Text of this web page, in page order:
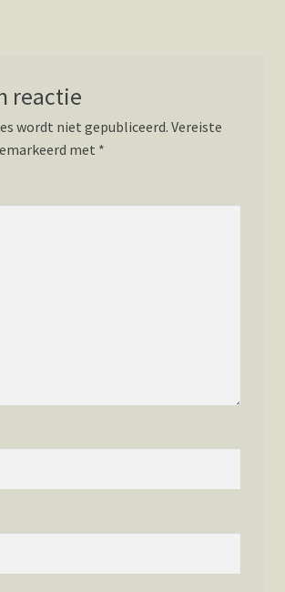
reactie
wordt niet gepubliceerd. Vereiste
met *